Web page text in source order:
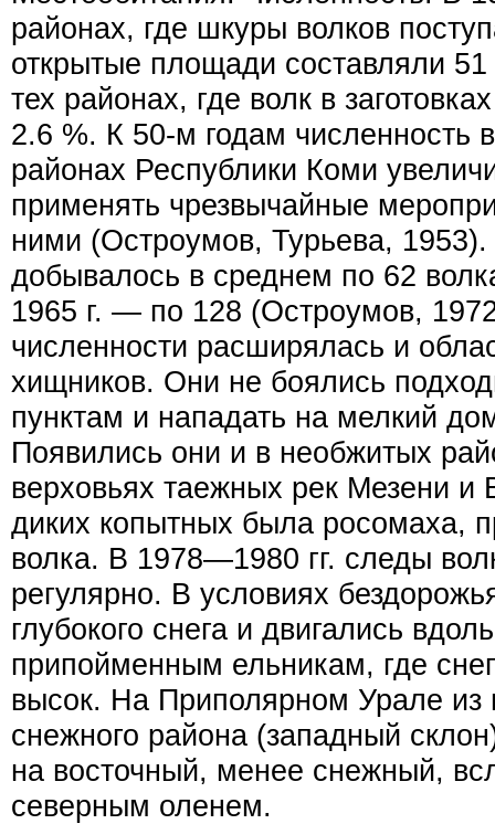
районах, где шкуры волков
открытые площади составляли
тех районах, где волк в
2.6 %. К 50-м годам численность
районах Республики Коми
применять чрезвычайные
ними (Остроумов, Турьева,
добывалось в среднем по 62
1965 г. — по 128 (Остроумов,
численности расширялась и
хищников. Они не боялись
пунктам и нападать на мелкий
Появились они и в необжитых
верховьях таежных рек Мезени
диких копытных была росомаха,
волка. В 1978—1980 гг. следы
регулярно. В условиях
глубокого снега и двигались
припойменным ельникам, где
высок. На Приполярном Урале из
снежного района (западный
на восточный, менее снежный,
северным оленем.